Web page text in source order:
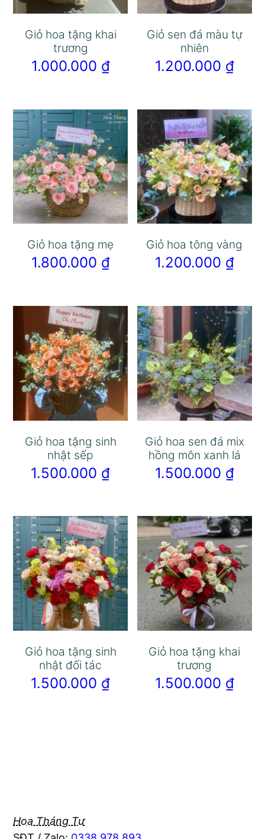
Giỏ hoa tặng khai
trương
1.000.000 ₫
Giỏ sen đá màu tự
nhiên
1.200.000 ₫
Giỏ hoa tặng mẹ
1.800.000 ₫
Giỏ hoa tông vàng
1.200.000 ₫
Giỏ hoa tặng sinh
nhật sếp
1.500.000 ₫
Giỏ hoa sen đá mix
hồng môn xanh lá
1.500.000 ₫
Giỏ hoa tặng sinh
nhật đối tác
1.500.000 ₫
Giỏ hoa tặng khai
trương
1.500.000 ₫
Hoa Tháng Tư